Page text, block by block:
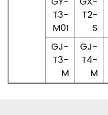
T3-
M01
T2-
S
GJ-
T3-
M
GJ-
T4-
M